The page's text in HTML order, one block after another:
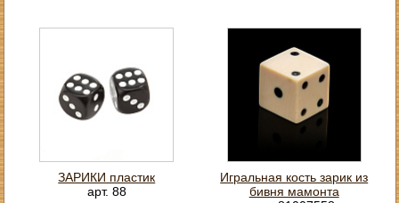
ЗАРИКИ пластик
арт. 88
Игральная кость зарик из
бивня мамонта